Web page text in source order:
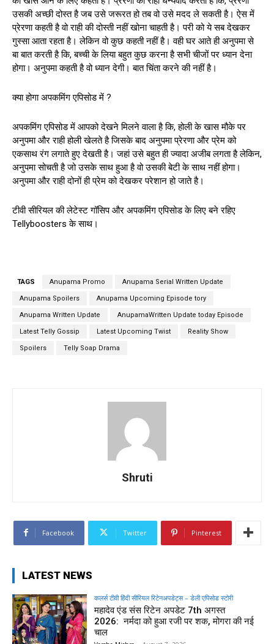
उसकी अच्छी दोस्त है जब उसे जरूरत हो तब वो उसे मदद ले सकती है। ऐस में
प्रेरणा कहती है वो राही की दोस्ती नहीं खोना चाहती है। परी को ये सब देखकर
गुस्सा आता रहता है। लेकिन वो कुछ कहती नहीं है। वही घर आते ही अनुपमा से
बा बात करती है कि, बच्ची के लिया बहुत कुछ करना है सभी चीजों पर ध्यान देना
होगा। अनुपमा कहती है वो ध्यान देगी। बात चिंता करने की नहीं है।
क्या होगा अपकमिंग एपिसोड में ?
अपकमिंग एपिसोड में आपको देखने मिलने वाला है कि, होली के खास मौके पर
अनुपमा और राही होली खेलते है जिसके बाद अनुपमा प्रेरणा और प्रेम को
एकसाथ रंग लगाते हुए देखती है। जहां उसे बहुत ही ज्यादा अजीब लगता है लेकिन,
अनुपमा सोचती है जो उसके साथ हुआ है वो उसकी बेटी के साथ नहीं होगा।
अनुपमा और राही दोनों ही प्रेम को देखकर परेशान हो जाते है।
टीवी सीरियल की लेटेस्ट गॉसिप और अपकमिंग एपिसोड के लिए बने रहिए
Tellyboosters के साथ।
TAGS Anupama Promo Anupama Serial Written Update
Anupama Spoilers Anupama Upcoming Episode tory
Anupama Written Update AnupamaWritten Update today Episode
Latest Telly Gossip Latest Upcoming Twist Reality Show
Spoilers Telly Soap Drama
Shruti
Facebook Twitter Pinterest
LATEST NEWS
कलर्स टीवी हिंदी सीरियल रिटेनअपडेट्स – डेली एपिसोड स्टोरी
महादेव एंड संस रिटेन अपडेट 7th अगस्त
2026: नर्मदा को हुआ रजी पर शक, मोगरा की नई
चाल